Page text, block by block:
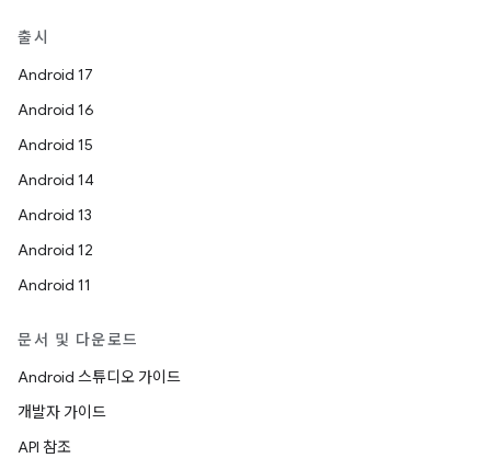
출시
Android 17
Android 16
Android 15
Android 14
Android 13
Android 12
Android 11
문서 및 다운로드
Android 스튜디오 가이드
개발자 가이드
API 참조